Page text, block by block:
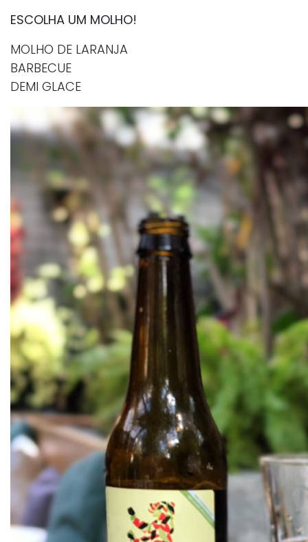
ESCOLHA UM MOLHO!
MOLHO DE LARANJA
BARBECUE
DEMI GLACE